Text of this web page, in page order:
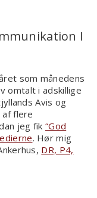
I
som månedens
omtalt i adskillige
Avis og
af flere
jeg fik “God
. Hør mig
DR, P4,